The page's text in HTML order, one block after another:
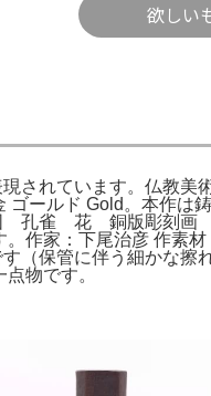
欲しい
されています。仏教美
ールド Gold。本作は
雀図 孔雀 花 銅版彫刻
作家：下尾治彦 作素
（保管に伴う細かな
物です。